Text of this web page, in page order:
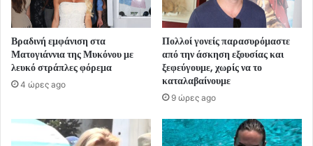
Βραδινή εμφάνιση στα
Ματογιάννια της Μυκόνου με
λευκό στράπλες φόρεμα
4 ώρες ago
Πολλοί γονείς παρασυρόμαστε
από την άσκηση εξουσίας και
ξεφεύγουμε, χωρίς να το
καταλαβαίνουμε
9 ώρες ago